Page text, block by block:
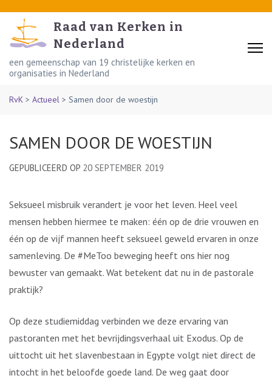
content
(Press
Enter)
Raad van Kerken in
Nederland
een gemeenschap van 19 christelijke kerken en
organisaties in Nederland
RvK > Actueel > Samen door de woestijn
SAMEN DOOR DE WOESTIJN
GEPUBLICEERD OP 20 SEPTEMBER 2019
Seksueel misbruik verandert je voor het leven. Heel veel
mensen hebben hiermee te maken: één op de drie vrouwen en
één op de vijf mannen heeft seksueel geweld ervaren in onze
samenleving. De #MeToo beweging heeft ons hier nog
bewuster van gemaakt. Wat betekent dat nu in de pastorale
praktijk?
Op deze studiemiddag verbinden we deze ervaring van
pastoranten met het bevrijdingsverhaal uit Exodus. Op de
uittocht uit het slavenbestaan in Egypte volgt niet direct de
intocht in het beloofde goede land. De weg gaat door